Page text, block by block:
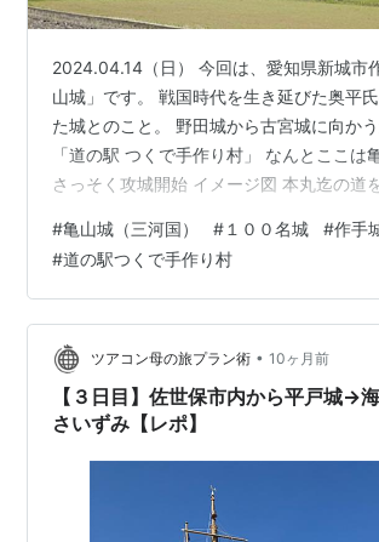
2024.04.14（日） 今回は、愛知県新城市
山城」です。 戦国時代を生き延びた奥平
た城とのこと。 野田城から古宮城に向か
「道の駅 つくで手作り村」 なんとここは
さっそく攻城開始 イメージ図 本丸迄の道
途中で右手をみると主要部を囲う掘址が見
輪と土塁 （たぶん） もう少し登ります。
本丸虎口の土橋址 本丸到着 本丸に入って
本丸、亀山城址の碑 桜もちょうどいい感
授年間(1375～1381)、現在の群馬県から
#亀山城（三河国） # １００名城 #作手
#道の駅つくで手作り村
ツアコン母の旅プラン術 • 10ヶ月前
【３日目】佐世保市内から平戸城→
さいずみ【レポ】